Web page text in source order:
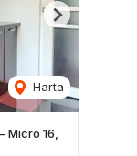
Harta
Next
16,